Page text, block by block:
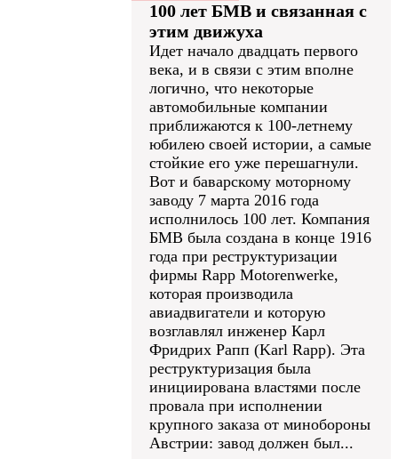
100 лет БМВ и связанная с
этим движуха
Идет начало двадцать первого
века, и в связи с этим вполне
логично, что некоторые
автомобильные компании
приближаются к 100-летнему
юбилею своей истории, а самые
стойкие его уже перешагнули.
Вот и баварскому моторному
заводу 7 марта 2016 года
исполнилось 100 лет. Компания
БМВ была создана в конце 1916
года при реструктуризации
фирмы Rapp Motorenwerke,
которая производила
авиадвигатели и которую
возглавлял инженер Карл
Фридрих Рапп (Karl Rapp). Эта
реструктуризация была
инициирована властями после
провала при исполнении
крупного заказа от минобороны
Австрии: завод должен был...